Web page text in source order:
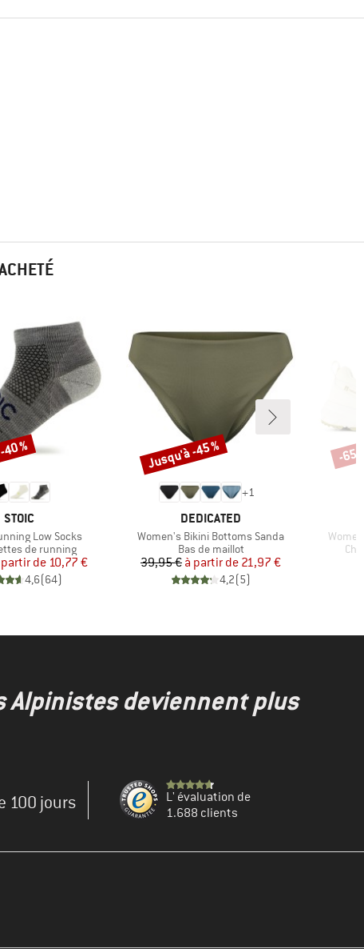
MARQUE
STOIC
Low Socks
groupde running
Prix
Prix réduit
partir de 10,77 €
4,6(64)
%
+1
MARQUE
DEDICATED
Article
Women's Bikini Bottoms Sanda
Product group
Bas de maillot
Prix
39,95 € Prix réduit
à partir de 21,97 €
4,2(5)
Remise
Jusqu'à -45 %
Article
-65
Alpinistes deviennent plus
100 jours
L' évaluation de
1.688 clients